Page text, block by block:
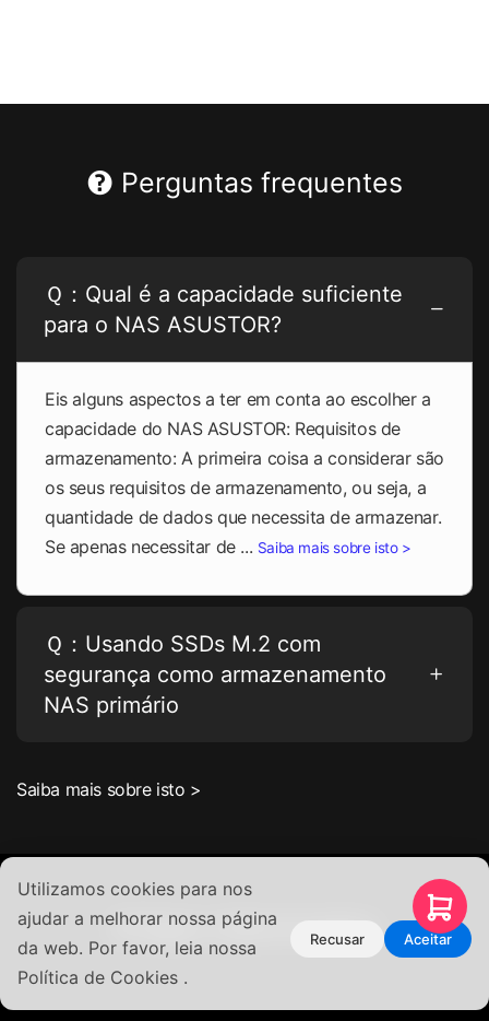
Utilizamos cookies para nos
ajudar a melhorar nossa página
da web. Por favor, leia nossa
Política de Cookies .
Recusar Aceitar
Perguntas frequentes
Ｑ：Qual é a capacidade suficiente
para o NAS ASUSTOR?
Eis alguns aspectos a ter em conta ao escolher a
capacidade do NAS ASUSTOR: Requisitos de
armazenamento: A primeira coisa a considerar são
os seus requisitos de armazenamento, ou seja, a
quantidade de dados que necessita de armazenar.
Se apenas necessitar de ... Saiba mais sobre isto >
Ｑ：Usando SSDs M.2 com
segurança como armazenamento
NAS primário
Saiba mais sobre isto >
Artigos relacionados